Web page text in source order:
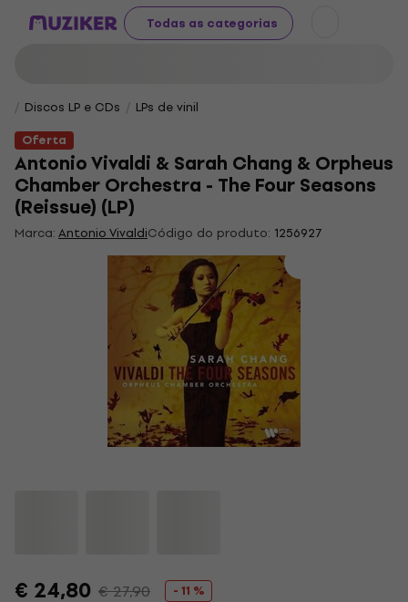
Todas as categorias
Discos LP e CDs
LPs de vinil
Oferta
Antonio Vivaldi & Sarah Chang & Orpheus
Chamber Orchestra - The Four Seasons
(Reissue) (LP)
Marca:Antonio VivaldiCódigo do produto: 1256927
€ 24,80 € 27,90 - 11 %